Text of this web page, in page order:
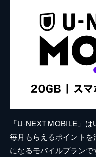
「U-NEXT MOBILE」
毎月もらえるポイント
になるモバイルプラン